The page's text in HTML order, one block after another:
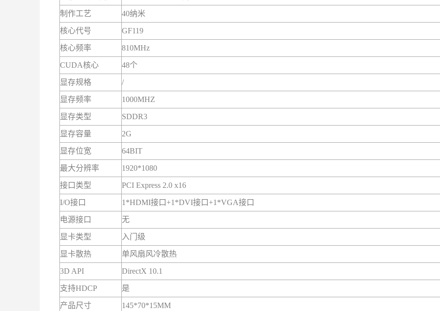
制作工艺 40纳米
核心代号 GF119
核心频率 810MHz
CUDA核心 48个
显存规格 /
显存频率 1000MHZ
显存类型 SDDR3
显存容量 2G
显存位宽 64BIT
最大分辨率 1920*1080
接口类型 PCI Express 2.0 x16
I/O接口 1*HDMI接口+1*DVI接口+1*VGA接口
电源接口 无
显卡类型 入门级
显卡散热 单风扇风冷散热
3D API DirectX 10.1
支持HDCP 是
产品尺寸 145*70*15MM